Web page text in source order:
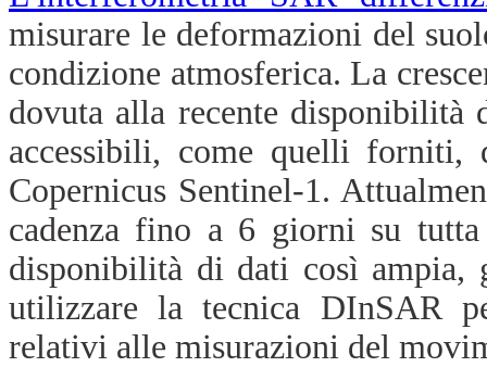
misurare le deformazioni del
condizione atmosferica. La
dovuta alla recente
accessibili, come quelli forniti,
Copernicus Sentinel-1.
cadenza fino a 6 giorni su
disponibilità di dati così ampia,
utilizzare la tecnica DInSAR
relativi alle misurazioni del